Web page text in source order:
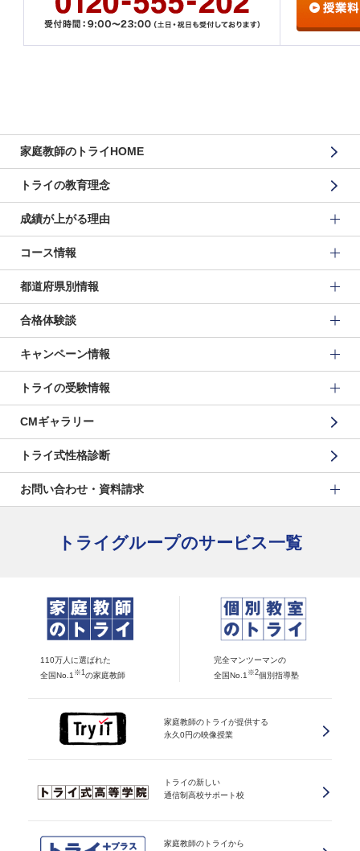
家庭教師のトライHOME
トライの教育理念
成績が上がる理由
コース情報
都道府県別情報
合格体験談
キャンペーン情報
トライの受験情報
CMギャラリー
トライ式性格診断
お問い合わせ・資料請求
トライグループのサービス一覧
110万人に選ばれた
全国No.1 ※1 の家庭教師
完全マンツーマンの
全国No.1 ※2個別指導塾
家庭教師のトライが提供する
永久0円の映像授業
トライの新しい
通信制高校サポート校
家庭教師のトライから